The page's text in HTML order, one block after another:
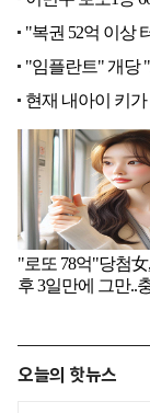
오늘의 핫뉴스